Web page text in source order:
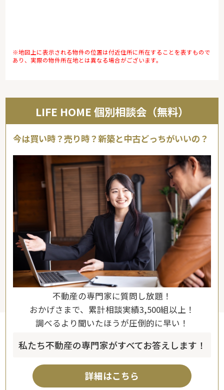
※地図上に表示される物件の位置は付近住所に所在することを表すもので
あり、実際の物件所在地とは異なる場合がございます。
LIFE HOME 個別相談会（無料）
今は買い時？売り時？新築と中古どっちがいいの？
不動産の専門家に質問し放題！
おかげさまで、累計相談実績3,500組以上！
調べるより聞いたほうが圧倒的に早い！
私たち不動産の専門家がすべてお答えします！
詳細はこちら